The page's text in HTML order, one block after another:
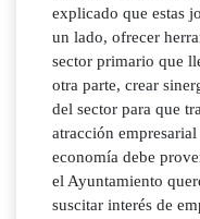
explicado que estas
un lado, ofrecer
sector primario que
otra parte, crear
del sector para que
atracción
economía debe
el Ayuntamiento
suscitar interés de